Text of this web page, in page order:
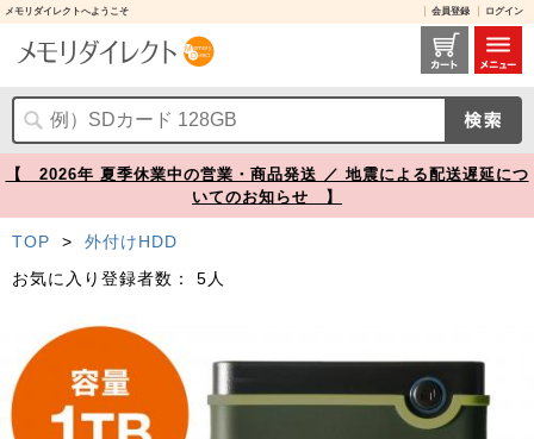
メモリダイレクトへようこそ 会員登録 ログイン
TS1TSJ25M3G レビュー / 耐衝撃 ポータブルHDD 1TB USB3.1 ミリタリーグリーン Transcend StoreJet 25M3 外付けHDD【メモリダイレクト】
【 2026年 夏季休業中の営業・商品発送 ／ 地震による配送遅延につ
いてのお知らせ 】
TOP >
外付けHDD
お気に入り登録者数：
5人